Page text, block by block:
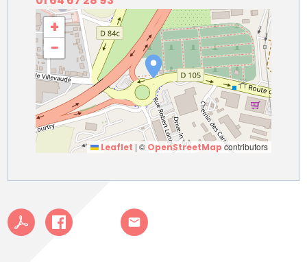
+
−
Leaflet | © OpenStreetMap contributors